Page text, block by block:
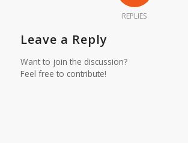
REPLIES
Leave a Reply
Want to join the discussion?
Feel free to contribute!